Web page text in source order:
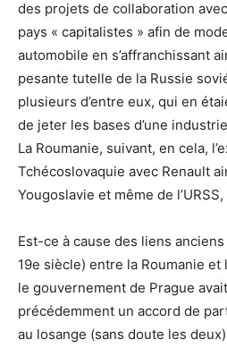
des projets de collaboration
pays « capitalistes » afin de
automobile en s’affranchissant
pesante tutelle de la Russie
plusieurs d’entre eux, qui en
de jeter les bases d’une
La Roumanie, suivant, en cela,
Tchécoslovaquie avec Renault
Yougoslavie et même de
Est-ce à cause des liens
19e siècle) entre la Roumanie et
le gouvernement de Prague
précédemment un accord de
au losange (sans doute les